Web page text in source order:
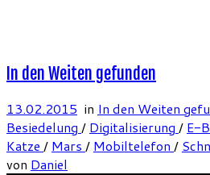
In den Weiten gefunden
13.02.2015 in In den Weiten
Besiedelung / Digitalisierung / E-
Katze / Mars / Mobiltelefon /
von Daniel